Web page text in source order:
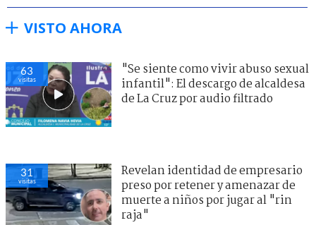
VISTO AHORA
63
visitas
"Se siente como vivir abuso sexual
infantil": El descargo de alcaldesa
de La Cruz por audio filtrado
31
visitas
Revelan identidad de empresario
preso por retener y amenazar de
muerte a niños por jugar al "rin
raja"